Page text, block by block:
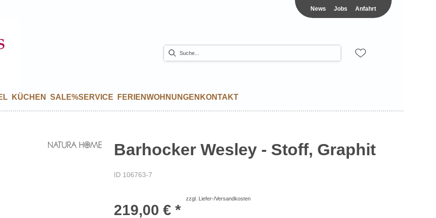
News Jobs Anfahrt
KÜCHEN SALE%SERVICE FERIENWOHNUNGEN KONTAKT
Barhocker Wesley - Stoff, Graphit
ID 106763-7
219,00 € *
zzgl. Liefer-/Versandkosten